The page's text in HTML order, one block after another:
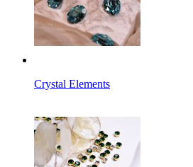
Crystal Elements